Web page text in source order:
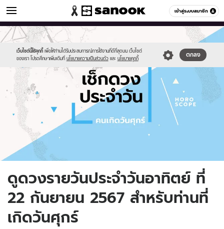
เข้าสู่ระบบสมาชิก
ดูดวง หมวดอื่นๆ
เว็บไซต์นี้ใช้คุกกี้ เพื่อให้ท่านได้รับประสบการณ์การใช้งานที่ดีที่สุดบน เว็บไซต์
ของเรา โปรดศึกษาเพิ่มเติมที่ นโยบายความเป็นส่วนตัว และ นโยบายคุกกี้
ตกลง
Sanook
//s.isanook.com/sr/0/images/logo-
new-
sanook.png
600
60
//s.isanook.com/ho/0/ud/fxd/day/daily-
horoscope-
friday.jpg
ดูดวงรายวันประจำวันอาทิตย์ ที่
22 กันยายน 2567 สำหรับท่านที่
เกิดวันศุกร์